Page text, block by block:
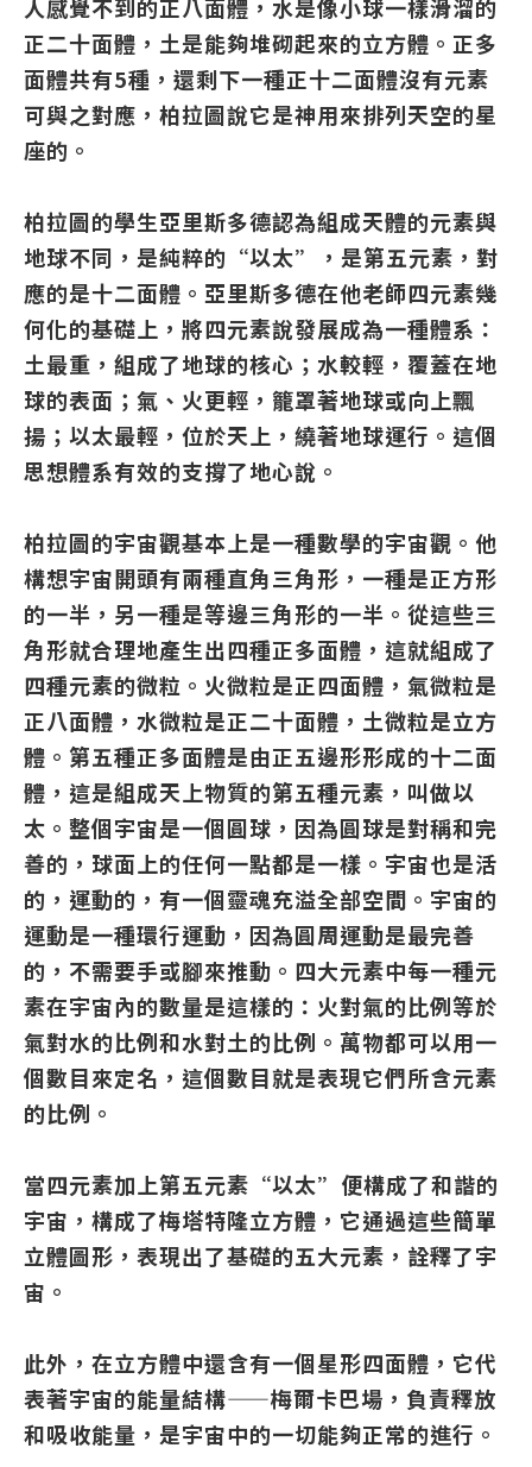
人感覺不到的正八面體，水是像小球一樣滑溜的
正二十面體，土是能夠堆砌起來的立方體。正多
面體共有5種，還剩下一種正十二面體沒有元素
可與之對應，柏拉圖說它是神用來排列天空的星
座的。
柏拉圖的學生亞里斯多德認為組成天體的元素與
地球不同，是純粹的“以太”，是第五元素，對
應的是十二面體。亞里斯多德在他老師四元素幾
何化的基礎上，將四元素說發展成為一種體系：
土最重，組成了地球的核心；水較輕，覆蓋在地
球的表面；氣、火更輕，籠罩著地球或向上飄
揚；以太最輕，位於天上，繞著地球運行。這個
思想體系有效的支撐了地心說。
柏拉圖的宇宙觀基本上是一種數學的宇宙觀。他
構想宇宙開頭有兩種直角三角形，一種是正方形
的一半，另一種是等邊三角形的一半。從這些三
角形就合理地產生出四種正多面體，這就組成了
四種元素的微粒。火微粒是正四面體，氣微粒是
正八面體，水微粒是正二十面體，土微粒是立方
體。第五種正多面體是由正五邊形形成的十二面
體，這是組成天上物質的第五種元素，叫做以
太。整個宇宙是一個圓球，因為圓球是對稱和完
善的，球面上的任何一點都是一樣。宇宙也是活
的，運動的，有一個靈魂充溢全部空間。宇宙的
運動是一種環行運動，因為圓周運動是最完善
的，不需要手或腳來推動。四大元素中每一種元
素在宇宙內的數量是這樣的：火對氣的比例等於
氣對水的比例和水對土的比例。萬物都可以用一
個數目來定名，這個數目就是表現它們所含元素
的比例。
當四元素加上第五元素“以太”便構成了和諧的
宇宙，構成了梅塔特隆立方體，它通過這些簡單
立體圖形，表現出了基礎的五大元素，詮釋了宇
宙。
此外，在立方體中還含有一個星形四面體，它代
表著宇宙的能量結構——梅爾卡巴場，負責釋放
和吸收能量，是宇宙中的一切能夠正常的進行。